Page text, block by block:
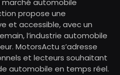
marché automobile
propose une
et accessible, avec un
l’industrie automobile
MotorsActu s’adresse
et lecteurs souhaitant
automobile en temps réel.